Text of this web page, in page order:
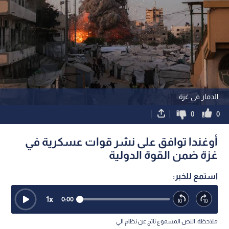
الدمار في غزة
0
0
أوغندا توافق على نشر قوات عسكرية في
غزة ضمن القوة الدولية
استمع للخبر:
0:00
1x
ملاحظة: النص المسموع ناتج عن نظام آلي